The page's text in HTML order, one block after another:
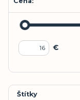
€
Štítky